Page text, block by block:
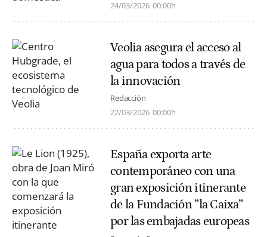
24/03/2026 00:00h
Veolia asegura el acceso al
agua para todos a través de
la innovación
Redacción
22/03/2026 00:00h
España exporta arte
contemporáneo con una
gran exposición itinerante
de la Fundación ”la Caixa”
por las embajadas europeas